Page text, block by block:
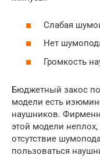
Слабая
Нет
Громкость
Бюджетный закос
модели есть
наушников.
этой модели
отсутствие
пользоваться